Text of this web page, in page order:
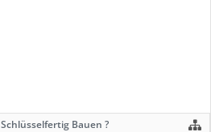
Schlüsselfertig Bauen ?